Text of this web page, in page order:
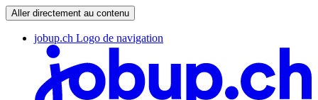
Aller directement au contenu
jobup.ch Logo de navigation